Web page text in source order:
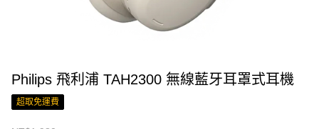
Philips 飛利浦 TAH2300 無線藍牙耳罩式耳機
超取免運費